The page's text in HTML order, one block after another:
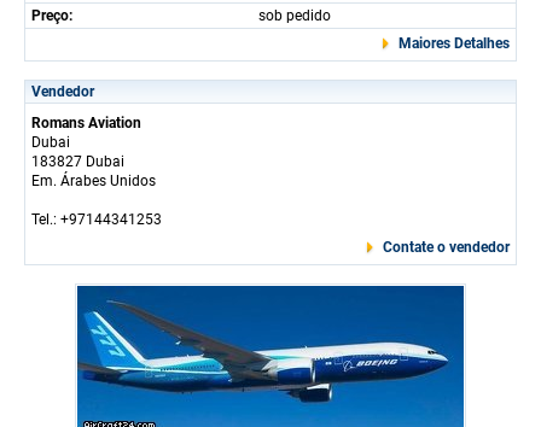
Preço:
sob pedido
Maiores Detalhes
Vendedor
Romans Aviation
Dubai
183827 Dubai
Em. Árabes Unidos
Tel.: +97144341253
Contate o vendedor